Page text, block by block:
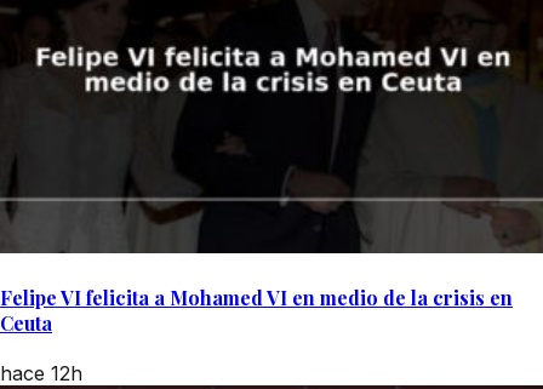
Felipe VI felicita a Mohamed VI en medio de la crisis en
Ceuta
hace 12h